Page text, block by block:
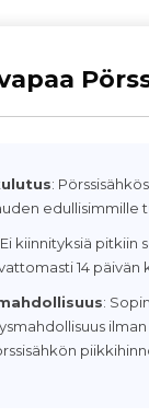
:
edullisimmille
Ei kiinnityksiä pitkiin
14 päivän
: